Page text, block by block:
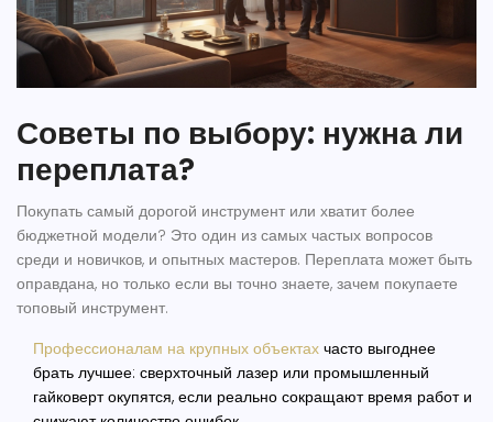
Советы по выбору: нужна ли
переплата?
Покупать самый дорогой инструмент или хватит более
бюджетной модели? Это один из самых частых вопросов
среди и новичков, и опытных мастеров. Переплата может быть
оправдана, но только если вы точно знаете, зачем покупаете
топовый инструмент.
Профессионалам на крупных объектах часто выгоднее
брать лучшее: сверхточный лазер или промышленный
гайковерт окупятся, если реально сокращают время работ и